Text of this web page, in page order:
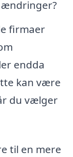
ændringer?
firmaer
endda
kan være
du vælger
til en mere